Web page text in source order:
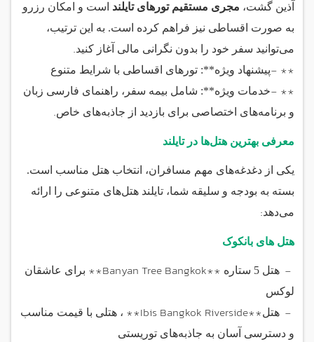
آذین گشت، مجری مستقیم تورهای تایلند است و امکان رزرو
به صورت اقساطی نیز فراهم کرده است. به این ترتیب،
می‌توانید سفر خود را بدون نگرانی مالی آغاز کنید.
- **پیشنهاد ویژه**: تورهای اقساطی با شرایط متنوع
- **خدمات ویژه**: شامل بیمه سفر، راهنمای فارسی زبان
و برنامه‌های اختصاصی برای بازدید از جاذبه‌های خاص.
معرفی بهترین هتل‌ها در تایلند
یکی از دغدغه‌های مهم مسافران، انتخاب هتل مناسب است.
بسته به بودجه و سلیقه شما، تایلند هتل‌های متنوعی را ارائه
می‌دهد:
هتل های بانکوک
- هتل 5 ستاره **Banyan Tree Bangkok** برای عاشقان
لوکس
- هتل**Ibis Bangkok Riverside** ، هتلی با قیمت مناسب
و دسترسی آسان به جاذبه‌های توریستی